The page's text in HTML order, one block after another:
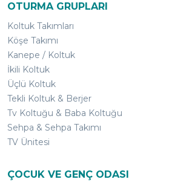
OTURMA GRUPLARI
Koltuk Takımları
Köşe Takımı
Kanepe / Koltuk
İkili Koltuk
Üçlü Koltuk
Tekli Koltuk & Berjer
Tv Koltuğu & Baba Koltuğu
Sehpa & Sehpa Takımı
TV Ünitesi
ÇOCUK VE GENÇ ODASI